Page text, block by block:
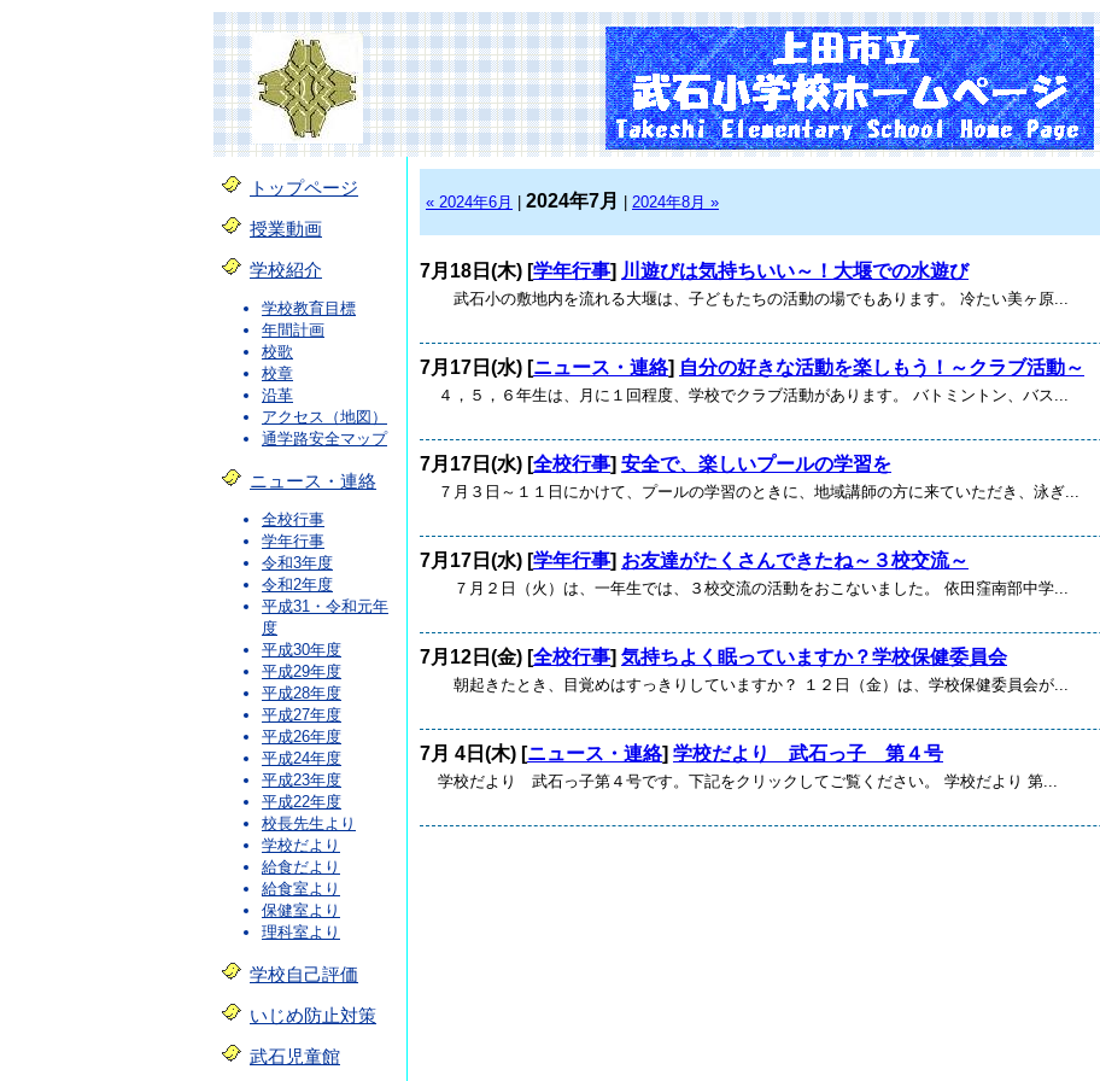
トップページ
授業動画
学校紹介
学校教育目標
年間計画
校歌
校章
沿革
アクセス（地図）
通学路安全マップ
ニュース・連絡
全校行事
学年行事
令和3年度
令和2年度
平成31・令和元年
度
平成30年度
平成29年度
平成28年度
平成27年度
平成26年度
平成24年度
平成23年度
平成22年度
校長先生より
学校だより
給食だより
給食室より
保健室より
理科室より
学校自己評価
いじめ防止対策
武石児童館
« 2024年6月 2024年7月 2024年8月 »
7月18日(木) [学年行事] 川遊びは気持ちいい～！大堰での水遊び
武石小の敷地内を流れる大堰は、子どもたちの活動の場でもあります。 冷たい美ヶ原...
7月17日(水) [ニュース・連絡] 自分の好きな活動を楽しもう！～クラブ活動～
４，５，６年生は、月に１回程度、学校でクラブ活動があります。 バトミントン、バス...
7月17日(水) [全校行事] 安全で、楽しいプールの学習を
７月３日～１１日にかけて、プールの学習のときに、地域講師の方に来ていただき、泳ぎ...
7月17日(水) [学年行事] お友達がたくさんできたね～３校交流～
７月２日（火）は、一年生では、３校交流の活動をおこないました。 依田窪南部中学...
7月12日(金) [全校行事] 気持ちよく眠っていますか？学校保健委員会
朝起きたとき、目覚めはすっきりしていますか？ １２日（金）は、学校保健委員会が...
7月 4日(木) [ニュース・連絡] 学校だより 武石っ子 第４号
学校だより 武石っ子第４号です。下記をクリックしてご覧ください。 学校だより 第...